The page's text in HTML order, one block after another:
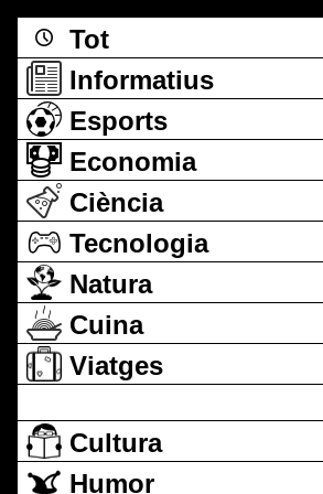
Tot
Informatius
Esports
Economia
Ciència
Tecnologia
Natura
Cuina
Viatges
Cultura
Humor